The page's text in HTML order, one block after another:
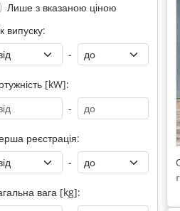
Лише з вказаною ціною
випуску:
-
[kW]:
-
реєстрація:
-
вага [kg]: